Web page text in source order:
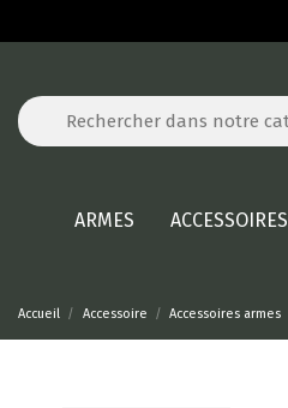
ARMES ACCESSOIRES
Accueil Accessoire Accessoires armes